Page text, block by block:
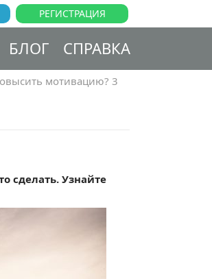
РЕГИСТРАЦИЯ
БЛОГ СПРАВКА
мотивацию? 3
сделать. Узнайте